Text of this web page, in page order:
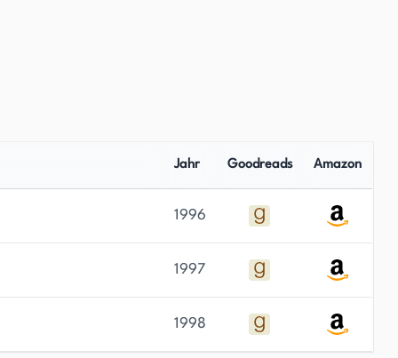
Jahr Goodreads Amazon
1996
1997
1998